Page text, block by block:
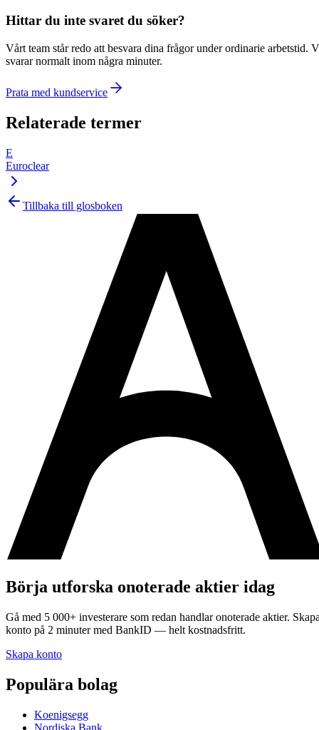
Hittar du inte svaret du söker?
Vårt team står redo att besvara dina frågor under ordinarie arbetstid.
svarar normalt inom några minuter.
Prata med kundservice
Relaterade termer
E
Euroclear
Tillbaka till glosboken
Börja utforska onoterade aktier idag
Gå med 5 000+ investerare som redan handlar onoterade aktier.
konto på 2 minuter med BankID — helt kostnadsfritt.
Skapa konto
Populära bolag
Koenigsegg
Nordiska Bank